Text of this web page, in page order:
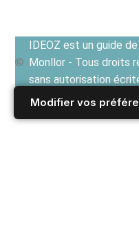
Modifier vos
IDEOZ est un guide
Monllor - Tous droits
sans autorisation
Voir les Conditions